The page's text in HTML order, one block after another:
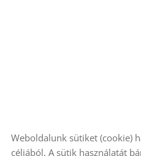
© 2026 - Minden jog
Weboldalunk sütiket (cookie)
céljából. A sütik használatát